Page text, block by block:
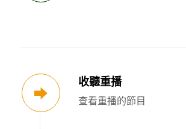
收聽重播
查看重播的節目